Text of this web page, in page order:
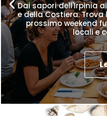
Dai sapori dell'Irpinia
e della Costiera.
prossimo weekend
locali e